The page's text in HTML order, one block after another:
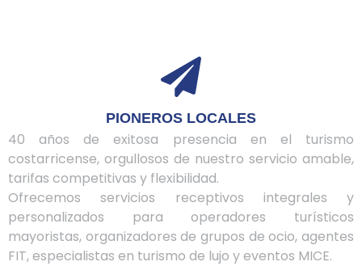
PIONEROS LOCALES
40 años de exitosa presencia en el turismo
costarricense, orgullosos de nuestro servicio amable,
tarifas competitivas y flexibilidad.
Ofrecemos servicios receptivos integrales y
personalizados para operadores turísticos
mayoristas, organizadores de grupos de ocio, agentes
FIT, especialistas en turismo de lujo y eventos MICE.